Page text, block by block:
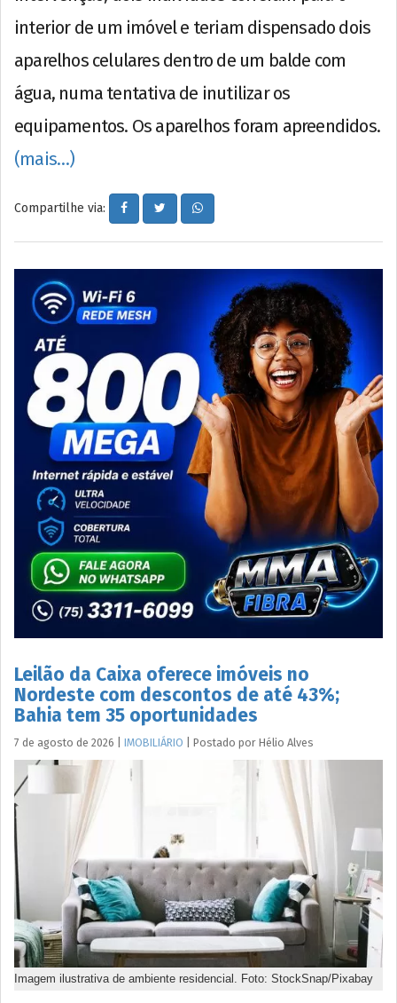
interior de um imóvel e teriam dispensado dois
aparelhos celulares dentro de um balde com
água, numa tentativa de inutilizar os
equipamentos. Os aparelhos foram apreendidos.
(mais…)
Compartilhe via:
Leilão da Caixa oferece imóveis no
Nordeste com descontos de até 43%;
Bahia tem 35 oportunidades
7 de agosto de 2026 IMOBILIÁRIO Postado por Hélio Alves
Imagem ilustrativa de ambiente residencial. Foto: StockSnap/Pixabay